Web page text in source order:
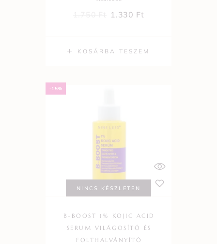
KOSÁRBA TESZEM
1.330 Ft
-15%
NINCS KÉSZLETEN
B-BOOST 1% KOJIC ACID
SERUM VILÁGOSÍTÓ ÉS
FOLTHALVÁNYÍTÓ